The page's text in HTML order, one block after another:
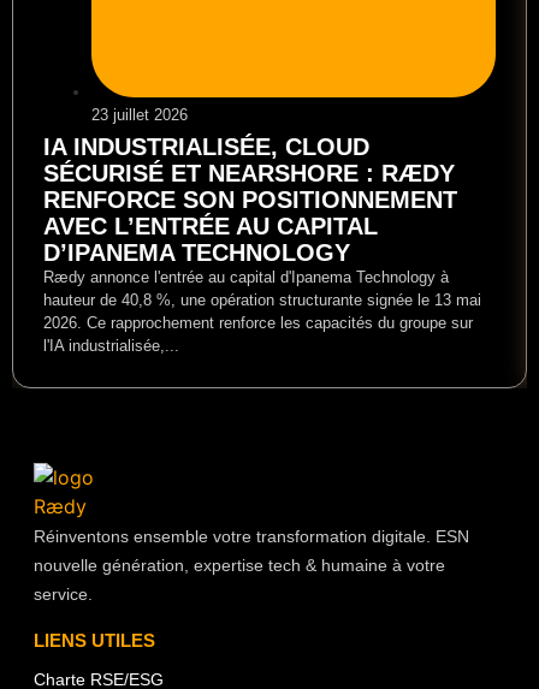
23 juillet 2026
IA INDUSTRIALISÉE, CLOUD
SÉCURISÉ ET NEARSHORE : RÆDY
RENFORCE SON POSITIONNEMENT
AVEC L’ENTRÉE AU CAPITAL
D’IPANEMA TECHNOLOGY
Rædy annonce l'entrée au capital d'Ipanema Technology à
hauteur de 40,8 %, une opération structurante signée le 13 mai
2026. Ce rapprochement renforce les capacités du groupe sur
l'IA industrialisée,...
Réinventons ensemble votre transformation digitale. ESN
nouvelle génération, expertise tech & humaine à votre
service.
LIENS UTILES
Charte RSE/ESG